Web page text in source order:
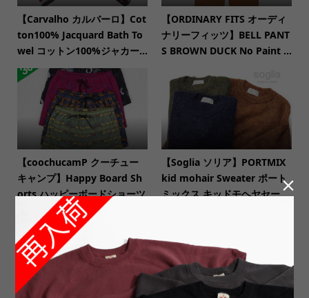
【Carvalho カルバーロ】Cot
ton100% Jacquard Bath To
wel コットン100%ジャカー...
【ORDINARY FITS オーディ
ナリーフィッツ】BELL PANT
S BROWN DUCK No Paint ...
【coochucamP クーチュー
キャンプ】Happy Board Sh
orts ハッピーボードショーツ
【Soglia ソリア】PORTMIX
kid mohair Sweater ポート
ミックス キッドモヘヤセー...